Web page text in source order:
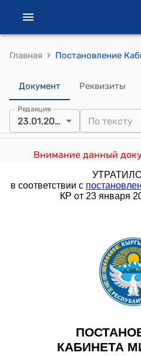
Главная ›
Документ Реквизиты
Редакция
23.01.2026
Внимание данный